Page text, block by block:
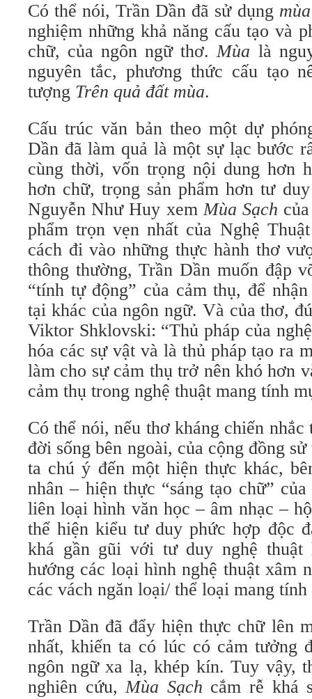
Có thể nói, Trần Dần đã sử dụng mùa
nghiệm những khả năng cấu tạo và
chữ, của ngôn ngữ thơ.Mùa là
nguyên tắc, phương thức cấu tạo
tượng Trên quả đất mùa.
Cấu trúc văn bản theo một dự
Dần đã làm quả là một sự lạc bước
cùng thời, vốn trọng nội dung hơn
hơn chữ, trọng sản phẩm hơn tư
Nguyễn Như Huy xemMùa Sạch
phẩm trọn vẹn nhất của Nghệ
cách đi vào những thực hành thơ
thông thường, Trần Dần muốn đập
“tính tự động” của cảm thụ, để
tại khác của ngôn ngữ. Và của thơ,
Viktor Shklovski: “Thủ pháp của
hóa các sự vật và là thủ pháp tạo ra
làm cho sự cảm thụ trở nên khó hơn
cảm thụ trong nghệ thuật mang tính
Có thể nói, nếu thơ kháng chiến
đời sống bên ngoài, của cộng đồng
ta chú ý đến một hiện thực khác,
nhân – hiện thực “sáng tạo chữ”
liên loại hình văn học – âm nhạc –
thể hiện kiểu tư duy phức hợp độc
khá gần gũi với tư duy nghệ
hướng các loại hình nghệ thuật xâm
các vách ngăn loại/ thể loại mang
Trần Dần đã đẩy hiện thực chữ lên
nhất, khiến ta có lúc có cảm tưởng
ngôn ngữ xa lạ, khép kín. Tuy vậy,
nghiên cứu,Mùa Sạch cắm rễ khá